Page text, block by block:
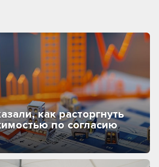
как расторгнуть
по согласию